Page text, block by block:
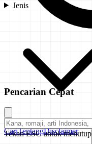
Jenis
CariTentangDisclaimer
Pencarian Cepat
Tekan ESC untuk menutup